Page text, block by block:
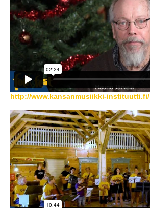
http://www.kansanmusiikki-instituutti.fi/